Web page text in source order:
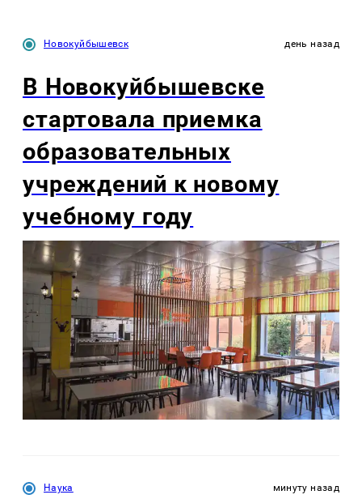
Новокуйбышевск день назад
В Новокуйбышевске
стартовала приемка
образовательных
учреждений к новому
учебному году
Наука минуту назад